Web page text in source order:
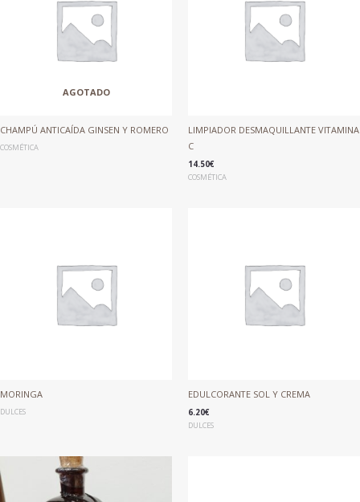
AGOTADO
CHAMPÚ ANTICAÍDA GINSEN Y ROMERO
COSMÉTICA
LIMPIADOR DESMAQUILLANTE VITAMINA
C
14.50€
COSMÉTICA
MORINGA
DULCES
EDULCORANTE SOL Y CREMA
6.20€
DULCES